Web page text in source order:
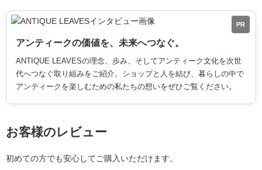
PR
アンティークの価値を、未来へつなぐ。
ANTIQUE LEAVESの理念、歩み、そしてアンティーク文化を次世
代へつなぐ取り組みをご紹介。ショップと人を結び、暮らしの中で
アンティークを楽しむための私たちの想いをぜひご覧ください。
お客様のレビュー
初めての方でも安心してご購入いただけます。